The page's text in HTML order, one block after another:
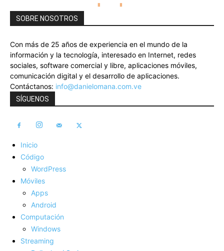
SOBRE NOSOTROS
Con más de 25 años de experiencia en el mundo de la
información y la tecnología, interesado en Internet, redes
sociales, software comercial y libre, aplicaciones móviles,
comunicación digital y el desarrollo de aplicaciones.
Contáctanos: info@danielomana.com.ve
SÍGUENOS
Inicio
Código
WordPress
Móviles
Apps
Android
Computación
Windows
Streaming